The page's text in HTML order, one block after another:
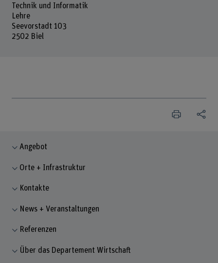
Technik und Informatik
Lehre
Seevorstadt 103
2502 Biel
Angebot
Orte + Infrastruktur
Kontakte
News + Veranstaltungen
Referenzen
Über das Departement Wirtschaft